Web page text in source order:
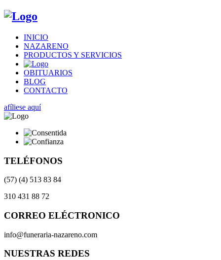
INICIO
NAZARENO
PRODUCTOS Y SERVICIOS
OBITUARIOS
BLOG
CONTACTO
afíliese aquí
TELÉFONOS
(57) (4) 513 83 84
310 431 88 72
CORREO ELÉCTRONICO
info@funeraria-nazareno.com
NUESTRAS REDES